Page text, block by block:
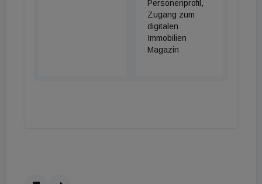
Personenprofil,
Zugang zum
digitalen
Immobilien
Magazin